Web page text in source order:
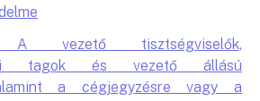
A vezető tisztségviselők,
tagok és vezető állású
a cégjegyzésre vagy a